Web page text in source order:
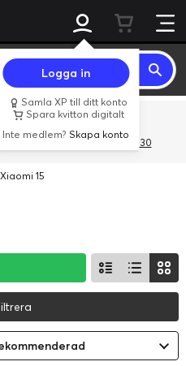
Logga in
Samla XP till ditt konto
Spara kvitton digitalt
Inte medlem?Skapa konto
800 kr.
med rabattkoden 3Gives30
Xiaomi 15